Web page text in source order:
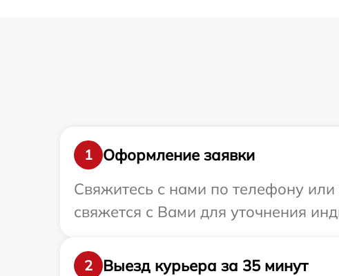
1
Оформление заявки
Свяжитесь с нами по телефону
свяжется с Вами для уточнения
2
Выезд курьера за 35 минут